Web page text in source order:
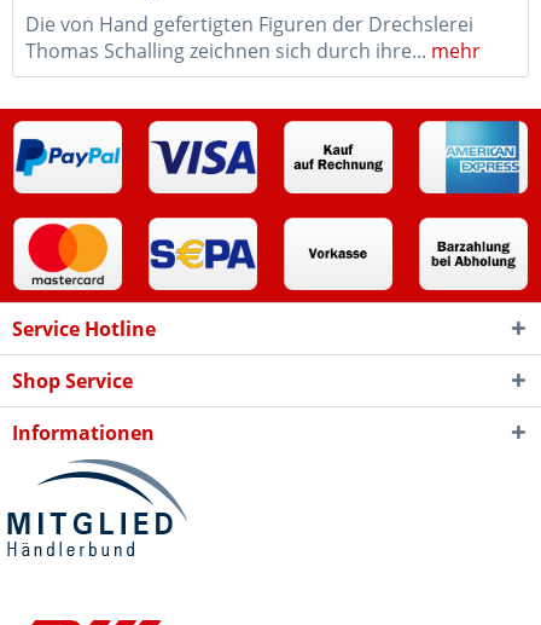
Die von Hand gefertigten Figuren der Drechslerei
Thomas Schalling zeichnen sich durch ihre... mehr
Service Hotline
Shop Service
Informationen